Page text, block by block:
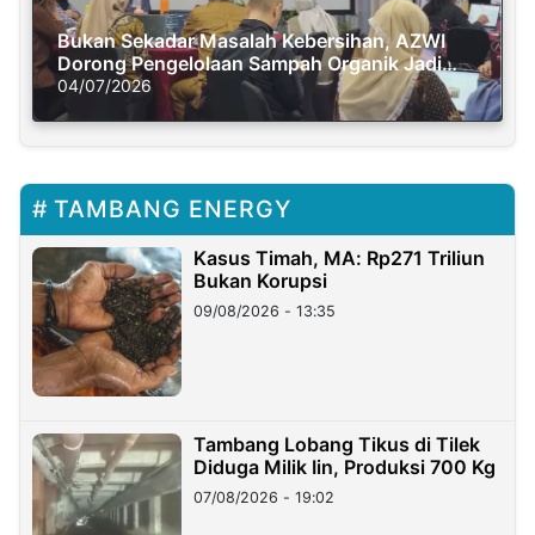
Bukan Sekadar Masalah Kebersihan, AZWI
Dorong Pengelolaan Sampah Organik Jadi
Solusi Krisis Iklim
04/07/2026
TAMBANG ENERGY
Kasus Timah, MA: Rp271 Triliun
Bukan Korupsi
09/08/2026 - 13:35
Tambang Lobang Tikus di Tilek
Diduga Milik Iin, Produksi 700 Kg
07/08/2026 - 19:02